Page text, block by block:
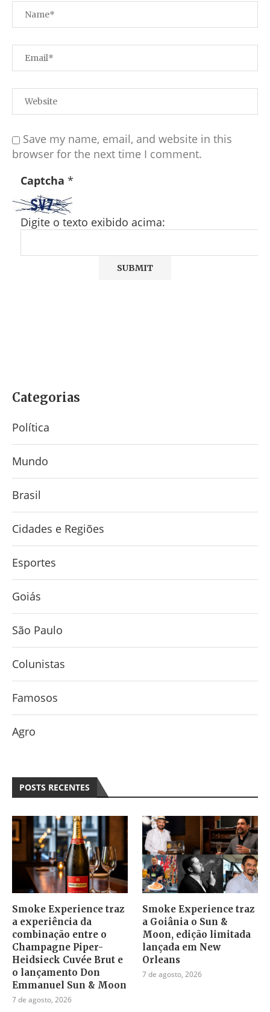
Save my name, email, and website in this
browser for the next time I comment.
Captcha *
Digite o texto exibido acima:
Categorias
Política
Mundo
Brasil
Cidades e Regiões
Esportes
Goiás
São Paulo
Colunistas
Famosos
Agro
POSTS RECENTES
Smoke Experience traz
a experiência da
combinação entre o
Champagne Piper-
Heidsieck Cuvée Brut e
o lançamento Don
Emmanuel Sun & Moon
7 de agosto, 2026
Smoke Experience traz
a Goiânia o Sun &
Moon, edição limitada
lançada em New
Orleans
7 de agosto, 2026